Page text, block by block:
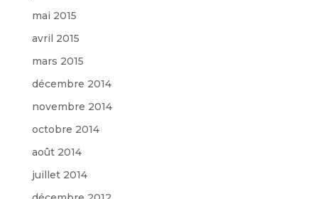
mai 2015
avril 2015
mars 2015
décembre 2014
novembre 2014
octobre 2014
août 2014
juillet 2014